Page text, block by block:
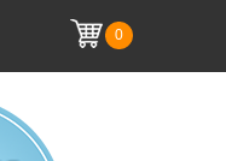
0